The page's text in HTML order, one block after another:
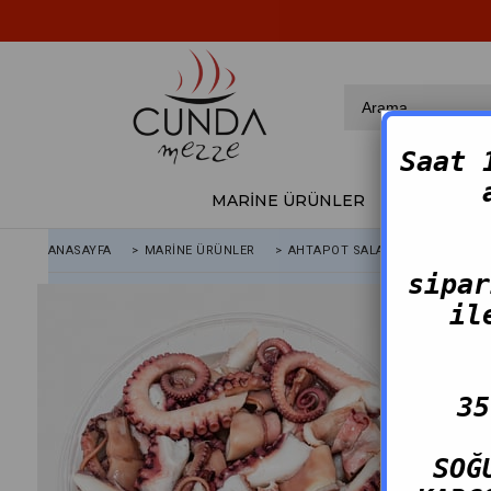
MARİNE ÜRÜNLER FÜME
ANASAYFA > MARINE ÜRÜNLER > AHTAPOT SALATASI
Saat